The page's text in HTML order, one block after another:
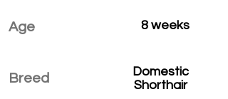
Age
Breed
8 weeks
Domestic
Shorthair